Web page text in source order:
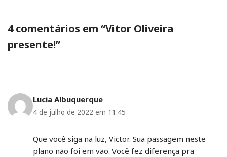
4 comentários em “Vitor Oliveira
presente!”
Lucia Albuquerque
4 de julho de 2022 em 11:45
Que você siga na luz, Victor. Sua passagem neste
plano não foi em vão. Você fez diferença pra